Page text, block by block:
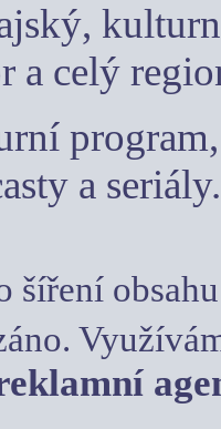
celý
a seriály.
šíření